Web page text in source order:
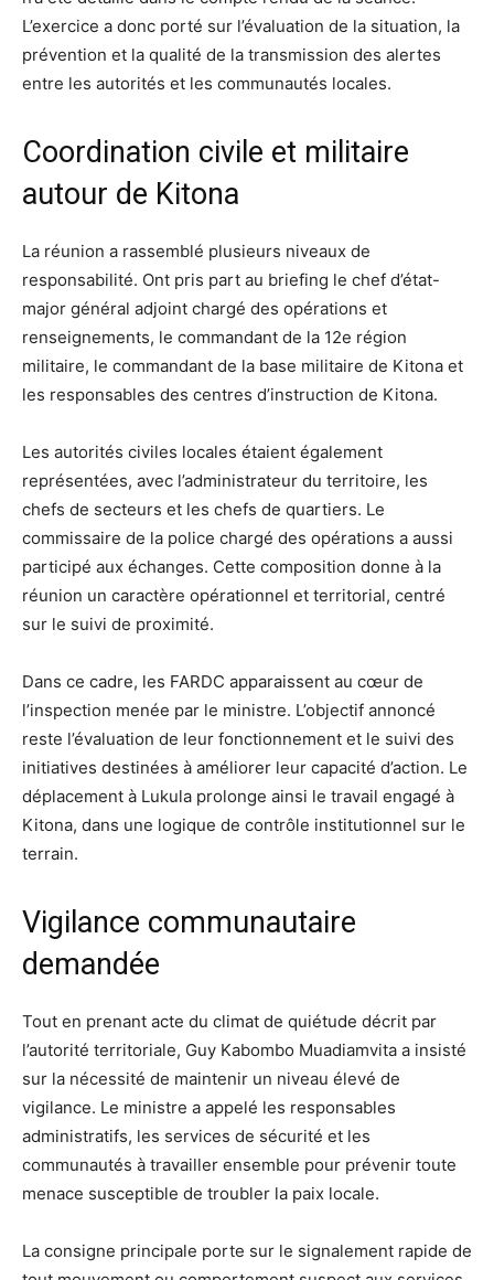
L’exercice a donc porté sur l’évaluation de la situation, la
prévention et la qualité de la transmission des alertes
entre les autorités et les communautés locales.
Coordination civile et militaire
autour de Kitona
La réunion a rassemblé plusieurs niveaux de
responsabilité. Ont pris part au briefing le chef d’état-
major général adjoint chargé des opérations et
renseignements, le commandant de la 12e région
militaire, le commandant de la base militaire de Kitona et
les responsables des centres d’instruction de Kitona.
Les autorités civiles locales étaient également
représentées, avec l’administrateur du territoire, les
chefs de secteurs et les chefs de quartiers. Le
commissaire de la police chargé des opérations a aussi
participé aux échanges. Cette composition donne à la
réunion un caractère opérationnel et territorial, centré
sur le suivi de proximité.
Dans ce cadre, les FARDC apparaissent au cœur de
l’inspection menée par le ministre. L’objectif annoncé
reste l’évaluation de leur fonctionnement et le suivi des
initiatives destinées à améliorer leur capacité d’action. Le
déplacement à Lukula prolonge ainsi le travail engagé à
Kitona, dans une logique de contrôle institutionnel sur le
terrain.
Vigilance communautaire
demandée
Tout en prenant acte du climat de quiétude décrit par
l’autorité territoriale, Guy Kabombo Muadiamvita a insisté
sur la nécessité de maintenir un niveau élevé de
vigilance. Le ministre a appelé les responsables
administratifs, les services de sécurité et les
communautés à travailler ensemble pour prévenir toute
menace susceptible de troubler la paix locale.
La consigne principale porte sur le signalement rapide de